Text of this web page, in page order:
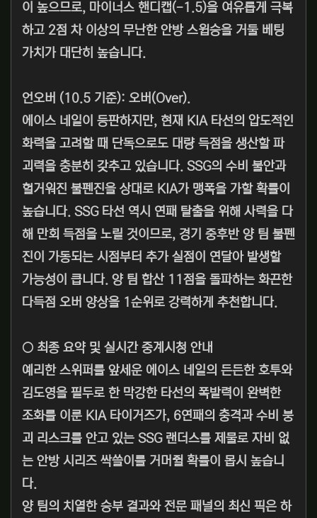
이 높으므로, 마이너스 핸디캡(-1.5)을 여유롭게 극복
하고 2점 차 이상의 무난한 안방 스윕승을 거둘 베팅
가치가 대단히 높습니다.
언오버 (10.5 기준): 오버(Over).
에이스 네일이 등판하지만, 현재 KIA 타선의 압도적인
화력을 고려할 때 단독으로도 대량 득점을 생산할 파
괴력을 충분히 갖추고 있습니다. SSG의 수비 불안과
헐거워진 불펜진을 상대로 KIA가 맹폭을 가할 확률이
높습니다. SSG 타선 역시 연패 탈출을 위해 사력을 다
해 만회 득점을 노릴 것이므로, 경기 중후반 양 팀 불펜
진이 가동되는 시점부터 추가 실점이 연달아 발생할
가능성이 큽니다. 양 팀 합산 11점을 돌파하는 화끈한
다득점 오버 양상을 1순위로 강력하게 추천합니다.
○ 최종 요약 및 실시간 중계시청 안내
예리한 스위퍼를 앞세운 에이스 네일의 든든한 호투와
김도영을 필두로 한 막강한 타선의 폭발력이 완벽한
조화를 이룬 KIA 타이거즈가, 6연패의 충격과 수비 붕
괴 리스크를 안고 있는 SSG 랜더스를 제물로 자비 없
는 안방 시리즈 싹쓸이를 거머쥘 확률이 몹시 높습니
다.
양 팀의 치열한 승부 결과와 전문 패널의 최신 픽은 하